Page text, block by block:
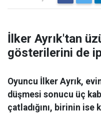
İlker Ayrık'tan
gösterilerini de
Oyuncu İlker Ayrık,
düşmesi sonucu üç
çatladığını, birinin ise